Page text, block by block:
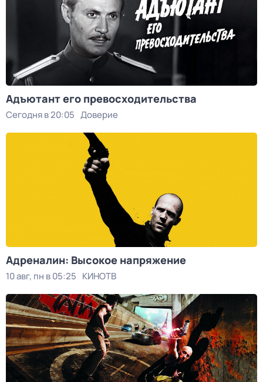
Адъютант его превосходительства
Сегодня в 20:05 Доверие
Адреналин: Высокое напряжение
10 авг, пн в 05:25 КИНОТВ